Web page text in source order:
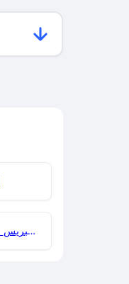
Ali Express | علي إكسبريس